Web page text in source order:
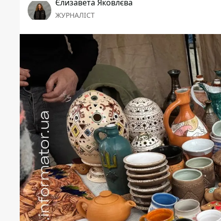
Єлизавета Яковлєва
ЖУРНАЛІСТ